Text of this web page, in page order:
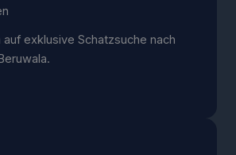
auf exklusive Schatzsuche nach